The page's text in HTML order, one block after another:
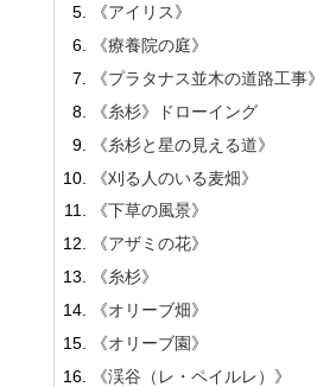
《アイリス》
《療養院の庭》
《プラタナス並木の道路工事》
《糸杉》ドローイング
《糸杉と星の見える道》
《刈る人のいる麦畑》
《下草の風景》
《アザミの花》
《糸杉》
《オリーブ畑》
《オリーブ園》
《渓谷（レ・ペイルレ）》